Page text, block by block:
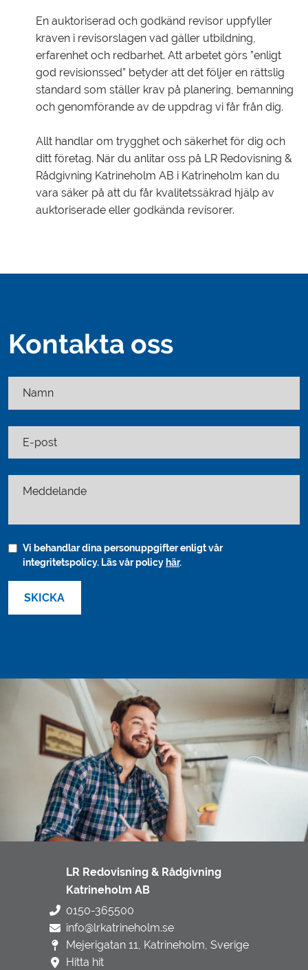
En auktoriserad och godkänd revisor uppfyller
kraven i revisorslagen vad gäller utbildning,
erfarenhet och redbarhet. Att arbetet görs ”enligt
god revisionssed” betyder att det följer en rättslig
standard som ställer krav på planering, bemanning
och genomförande av de uppdrag vi får från dig.
Allt handlar om trygghet och säkerhet för dig och
ditt företag. När du anlitar oss på LR Redovisning &
Rådgivning Katrineholm AB i Katrineholm kan du
vara säker på att du får kvalitetssäkrad hjälp av
auktoriserade eller godkända revisorer.
Kontakta oss
Namn
E-post
Vi behandlar dina personuppgifter enligt vår
integritetspolicy. Läs vår policy här.
LR Redovisning & Rådgivning
Katrineholm AB
0150-365500
info@lrkatrineholm.se
Mejerigatan 11, Katrineholm, Sverige
Hitta hit